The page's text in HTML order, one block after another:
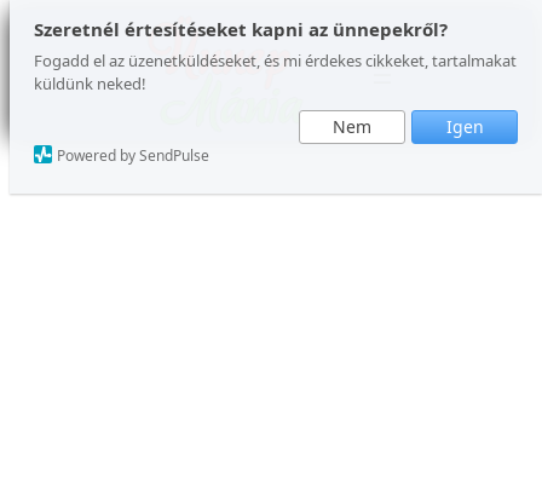
Szeretnél értesítéseket kapni az ünnepekről?
Fogadd el az üzenetküldéseket, és mi érdekes cikkeket, tartalmakat
küldünk neked!
Nem Igen
Powered by SendPulse
Ugrás
tartalomhoz